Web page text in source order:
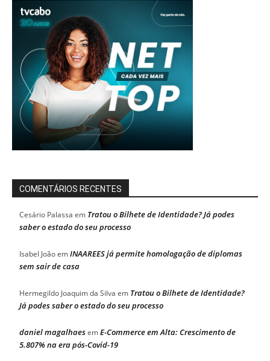
COMENTÁRIOS RECENTES
Cesário Palassa em Tratou o Bilhete de Identidade? Já podes
saber o estado do seu processo
Isabel JoãoemINAAREES já permite homologação de diplomas
sem sair de casa
Hermegildo Joaquim da Silva em Tratou o Bilhete de Identidade?
Já podes saber o estado do seu processo
daniel magalhaesemE-Commerce em Alta: Crescimento de
5.807% na era pós-Covid-19